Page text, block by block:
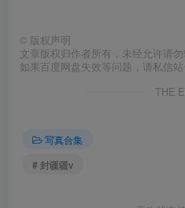
封疆疆v – NO.074 君主泳装
[8.28]
封疆疆v – NO.072 得体社流火
© 版权声明
文章版权归作者所有，未经允许请勿
如果百度网盘失效等问题，请私信站
THE
写真合集
# 封疆疆v